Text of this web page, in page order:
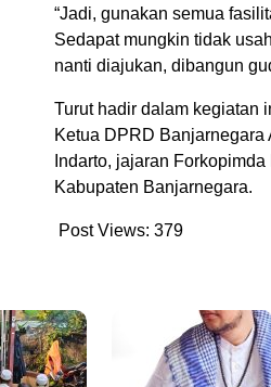
“Jadi, gunakan semua
Sedapat mungkin tidak
nanti diajukan, dibangun
Turut hadir dalam kegiatan
Ketua DPRD
Indarto, jajaran
Kabupaten Banjarnegara.
Post Views: 379